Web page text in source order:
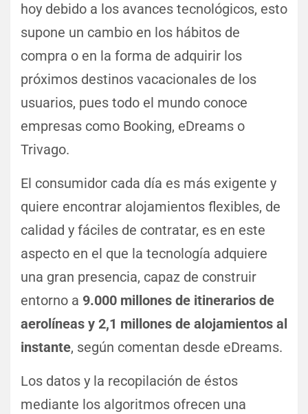
hoy debido a los avances tecnológicos, esto
supone un cambio en los hábitos de
compra o en la forma de adquirir los
próximos destinos vacacionales de los
usuarios, pues todo el mundo conoce
empresas como Booking, eDreams o
Trivago.
El consumidor cada día es más exigente y
quiere encontrar alojamientos flexibles, de
calidad y fáciles de contratar, es en este
aspecto en el que la tecnología adquiere
una gran presencia, capaz de construir
entorno a 9.000 millones de itinerarios de
aerolíneas y 2,1 millones de alojamientos al
instante, según comentan desde eDreams.
Los datos y la recopilación de éstos
mediante los algoritmos ofrecen una